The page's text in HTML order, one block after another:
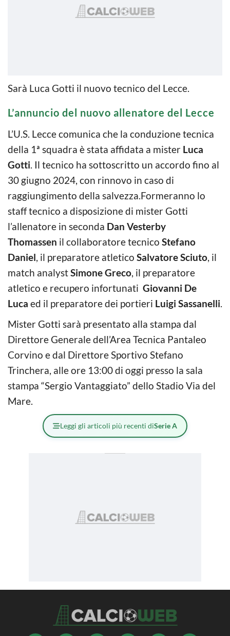
Sarà Luca Gotti il nuovo tecnico del Lecce.
L’annuncio del nuovo allenatore del Lecce
L’U.S. Lecce comunica che la conduzione tecnica
della 1ª squadra è stata affidata a mister Luca
Gotti. Il tecnico ha sottoscritto un accordo fino al
30 giugno 2024, con rinnovo in caso di
raggiungimento della salvezza.Formeranno lo
staff tecnico a disposizione di mister Gotti
l’allenatore in seconda Dan Vesterby
Thomassen il collaboratore tecnico Stefano
Daniel, il preparatore atletico Salvatore Sciuto, il
match analystSimone Greco, il preparatore
atletico e recupero infortunati Giovanni De
Luca ed il preparatore dei portieri Luigi Sassanelli.
Mister Gotti sarà presentato alla stampa dal
Direttore Generale dell’Area Tecnica Pantaleo
Corvino e dal Direttore Sportivo Stefano
Trinchera, alle ore 13:00 di oggi presso la sala
stampa “Sergio Vantaggiato” dello Stadio Via del
Mare.
Leggi gli articoli più recenti diSerie A